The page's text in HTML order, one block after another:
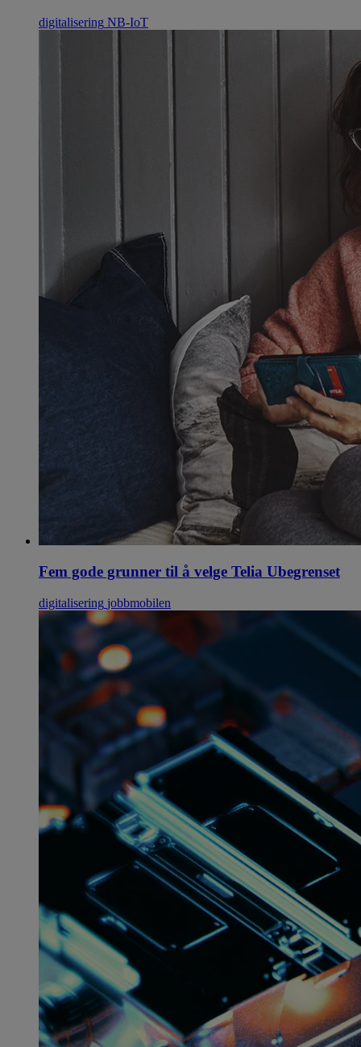
digitalisering NB-IoT
Fem gode grunner til å velge Telia Ubegrenset
digitalisering jobbmobilen